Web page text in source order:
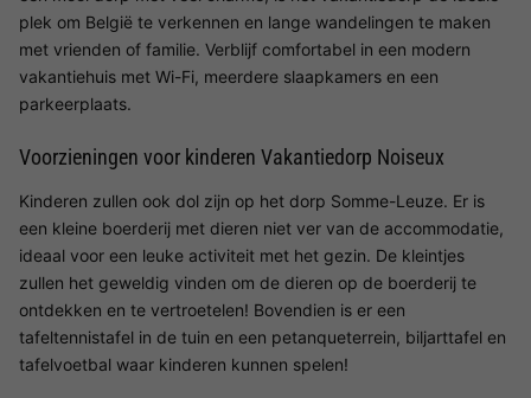
plek om België te verkennen en lange wandelingen te maken
met vrienden of familie. Verblijf comfortabel in een modern
vakantiehuis met Wi-Fi, meerdere slaapkamers en een
parkeerplaats.
Voorzieningen voor kinderen Vakantiedorp Noiseux
Kinderen zullen ook dol zijn op het dorp Somme-Leuze. Er is
een kleine boerderij met dieren niet ver van de accommodatie,
ideaal voor een leuke activiteit met het gezin. De kleintjes
zullen het geweldig vinden om de dieren op de boerderij te
ontdekken en te vertroetelen! Bovendien is er een
tafeltennistafel in de tuin en een petanqueterrein, biljarttafel en
tafelvoetbal waar kinderen kunnen spelen!